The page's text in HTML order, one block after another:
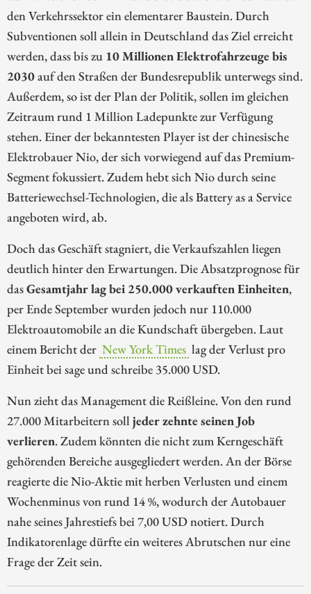
den Verkehrssektor ein elementarer Baustein. Durch
Subventionen soll allein in Deutschland das Ziel erreicht
werden, dass bis zu 10 Millionen Elektrofahrzeuge bis
2030auf den Straßen der Bundesrepublik unterwegs sind.
Außerdem, so ist der Plan der Politik, sollen im gleichen
Zeitraum rund 1 Million Ladepunkte zur Verfügung
stehen. Einer der bekanntesten Player ist der chinesische
Elektrobauer Nio, der sich vorwiegend auf das Premium-
Segment fokussiert. Zudem hebt sich Nio durch seine
Batteriewechsel-Technologien, die als Battery as a Service
angeboten wird, ab.
Doch das Geschäft stagniert, die Verkaufszahlen liegen
deutlich hinter den Erwartungen. Die Absatzprognose für
dasGesamtjahr lag bei 250.000 verkauften Einheiten,
per Ende September wurden jedoch nur 110.000
Elektroautomobile an die Kundschaft übergeben. Laut
einem Bericht der New York Times lag der Verlust pro
Einheit bei sage und schreibe 35.000 USD.
Nun zieht das Management die Reißleine. Von den rund
27.000 Mitarbeitern solljeder zehnte seinen Job
verlieren. Zudem könnten die nicht zum Kerngeschäft
gehörenden Bereiche ausgegliedert werden. An der Börse
reagierte die Nio-Aktie mit herben Verlusten und einem
Wochenminus von rund 14 %, wodurch der Autobauer
nahe seines Jahrestiefs bei 7,00 USD notiert. Durch
Indikatorenlage dürfte ein weiteres Abrutschen nur eine
Frage der Zeit sein.